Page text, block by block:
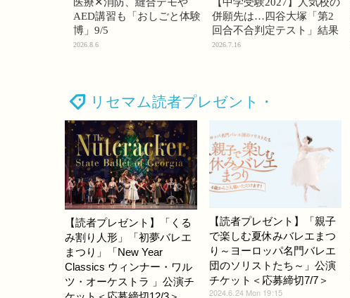
AED講習も「おしごと体験
博」9/5
2026.8.6
併願先は…四谷大塚「第2
回合不合判定テスト」結果
2026.7.16
リセマム読者プレゼント・
【読者プレゼント】「くる
み割り人形」「初夢バレエ
まつり」「New Year
Classics ウィンナー・ワル
ツ・オーケストラ 」公演チ
【読者プレゼント】「親子
で楽しむ夏休みバレエまつ
り～ヨーロッパ名門バレエ
団のソリストたち～」公演
チケット＜応募締切7/7＞
2024.6.24 Mon 19:15